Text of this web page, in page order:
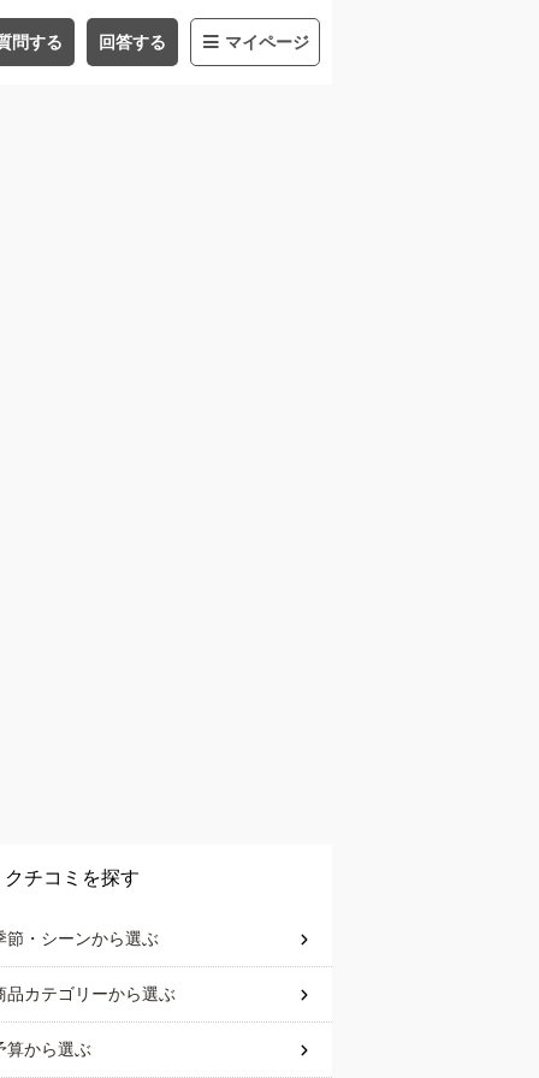
問する 回答する マイページ
クチコミを探す
節・シーンから選ぶ
品カテゴリーから選ぶ
算から選ぶ